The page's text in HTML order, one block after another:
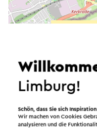
In dem
Limburg!
Schön, dass Sie sich
Wir machen von Cookies
analysieren und die